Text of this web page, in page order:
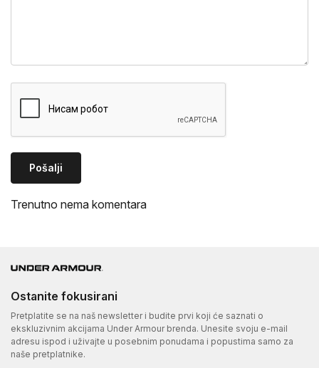
Pošalji
Trenutno nema komentara
Ostanite fokusirani
Pretplatite se na naš newsletter i budite prvi koji će saznati o
ekskluzivnim akcijama Under Armour brenda. Unesite svoju e-mail
adresu ispod i uživajte u posebnim ponudama i popustima samo za
naše pretplatnike.